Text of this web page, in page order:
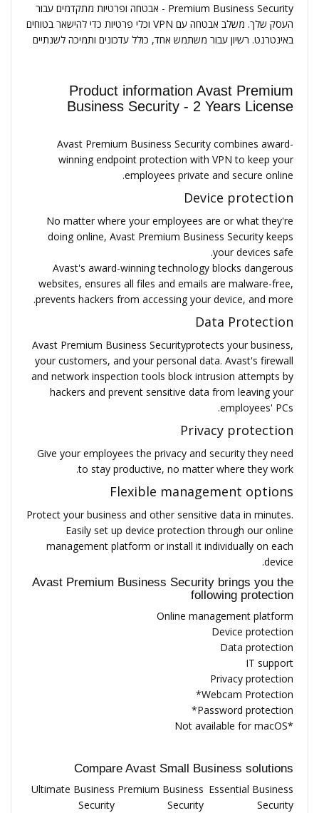
Premium Business Security - אבטחה ופרטיות מתקדמים עבור
העסק שלך. משלב אבטחה עם VPN וכלי פרטיות כדי להישאר בטוחים
באינטרנט. רשיון עבור משתמש אחד, כולל עדכונים ותמיכה לשנתיים
Product information Avast Premium
Business Security - 2 Years License
Avast Premium Business Security combines award-
winning endpoint protection with VPN to keep your
employees private and secure online.
Device protection
No matter where your employees are or what they're
doing online, Avast Premium Business Security keeps
your devices safe.
Avast's award-winning technology blocks dangerous
websites, ensures all files and emails are malware-free,
prevents hackers from accessing your device, and more.
Data Protection
Avast Premium Business Securityprotects your business,
your customers, and your personal data. Avast's firewall
and network inspection tools block intrusion attempts by
hackers and prevent sensitive data from leaving your
employees' PCs.
Privacy protection
Give your employees the privacy and security they need
to stay productive, no matter where they work.
Flexible management options
Protect your business and other sensitive data in minutes.
Easily set up device protection through our online
management platform or install it individually on each
device.
Avast Premium Business Security brings you the
following protection
Online management platform
Device protection
Data protection
IT support
Privacy protection
Webcam Protection*
Password protection*
*Not available for macOS
Compare Avast Small Business solutions
Essential Business
Security
Premium Business
Security
Ultimate Business
Security